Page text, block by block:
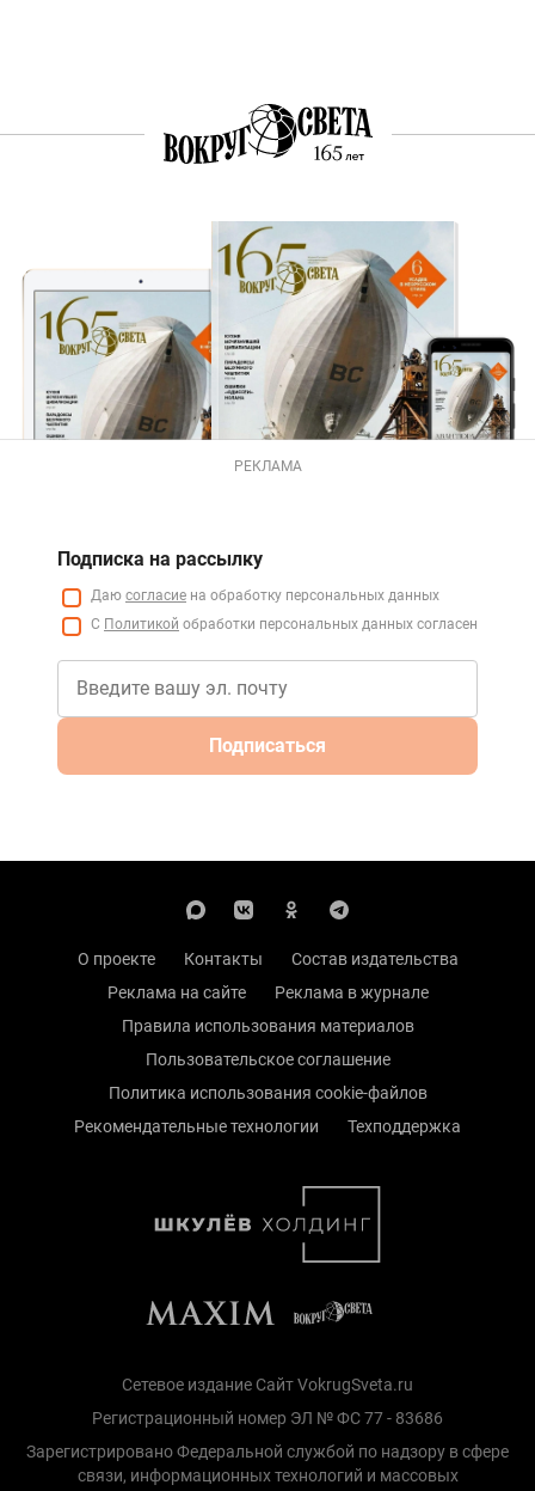
РЕКЛАМА
Подписка на рассылку
Даю согласие на обработку персональных данных
С Политикой обработки персональных данных согласен
Подписаться
О проекте Контакты
Состав издательства
Реклама на сайте
Реклама в журнале
Правила использования материалов
Пользовательское соглашение
Политика использования cookie-файлов
Рекомендательные технологии
Техподдержка
Сетевое издание Сайт VokrugSveta.ru
Регистрационный номер ЭЛ № ФС 77 - 83686
Зарегистрировано Федеральной службой по надзору в сфере
связи, информационных технологий и массовых